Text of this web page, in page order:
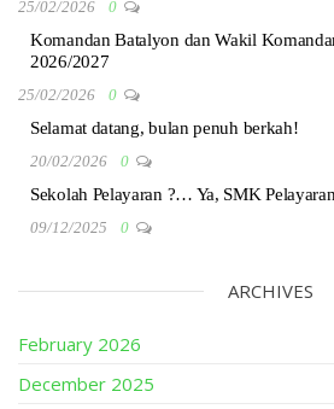
25/02/2026 0
Komandan Batalyon dan Wakil
2026/2027
25/02/2026 0
Selamat datang, bulan penuh berkah!
20/02/2026 0
Sekolah Pelayaran ?… Ya, SMK
09/12/2025 0
ARCHIVES
February 2026
December 2025